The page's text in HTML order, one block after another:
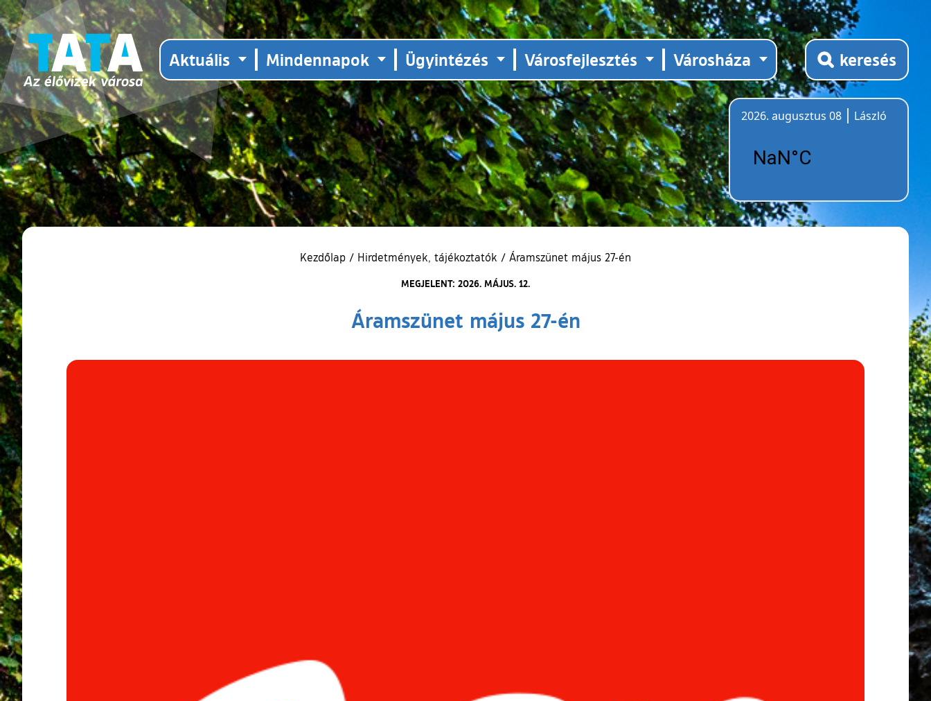
Aktuális Mindennapok Ügyintézés Városfejlesztés Városháza keresés
2026. augusztus 08
László
Kezdőlap / Hirdetmények, tájékoztatók / Áramszünet május 27-én
MEGJELENT: 2026. MÁJUS. 12.
Áramszünet május 27-én